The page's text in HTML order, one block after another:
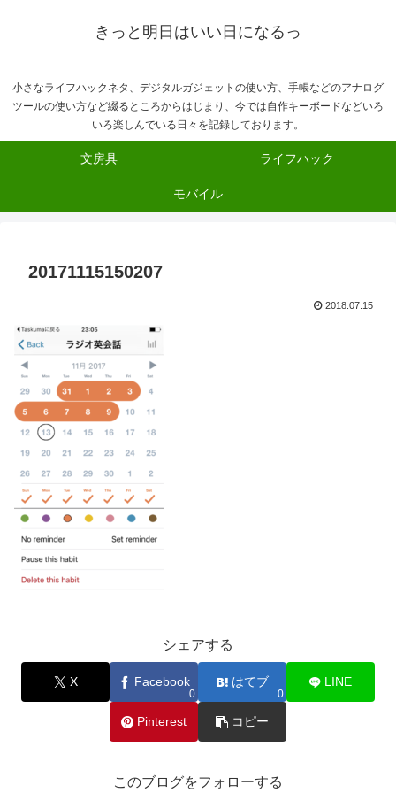
きっと明日はいい日になるっ
小さなライフハックネタ、デジタルガジェットの使い方、手帳などのアナログ
ツールの使い方など綴るところからはじまり、今では自作キーボードなどいろ
いろ楽しんでいる日々を記録しております。
文房具 ライフハック
モバイル
20171115150207
2018.07.15
シェアする
X Facebook
0
はてブ
0
LINE
Pinterest コピー
このブログをフォローする